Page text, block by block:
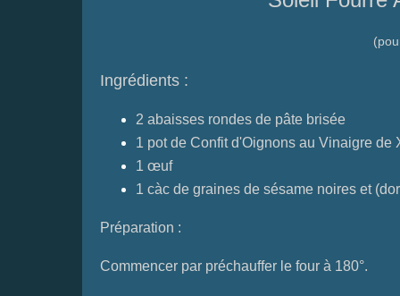
Ingrédients :
2 abaisses rondes de pâte brisée
1 pot de Confit d'Oignons au Vinaigre de
1 œuf
1 càc de graines de sésame noires et
Préparation :
Commencer par préchauffer le four à 180°.